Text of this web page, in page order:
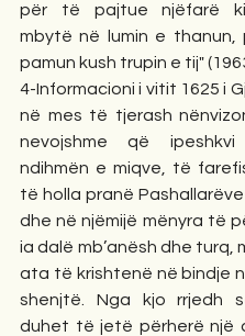
për të pajtue njëfarë
mbytë në lumin e thanun,
pamun kush trupin e tij"
4-Informacioni i vitit 1625 i
në mes të tjerash
nevojshme që
ndihmën e miqve, të
të holla pranë
dhe në njëmijë mënyra të
ia dalë mb’anësh dhe turq,
ata të krishtenë në bindje
shenjtë. Nga kjo rrjedh
duhet të jetë përherë një